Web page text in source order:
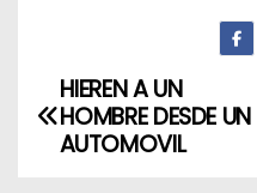
NHIEREN A UN
HOMBRE DESDE UN
AUTOMOVIL